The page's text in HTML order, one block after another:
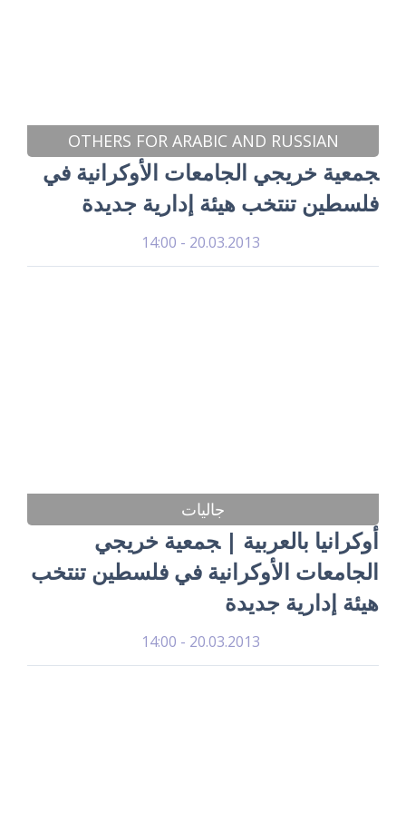
OTHERS FOR ARABIC AND RUSSIAN
ﺠﻤﻌﻴﺔ خريجي الجامعات الأوكرانية في
فلسطين تنتخب ﻫﻴﺌﺔ إدارية جديدة
20.03.2013 - 14:00
جاليات
أوكرانيا بالعربية | ﺠﻤﻌﻴﺔ خريجي
الجامعات الأوكرانية في فلسطين تنتخب
ﻫﻴﺌﺔ إدارية جديدة
20.03.2013 - 14:00